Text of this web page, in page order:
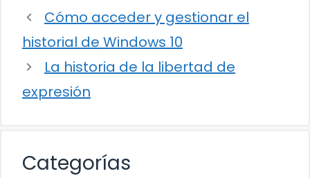
Cómo acceder y gestionar el
historial de Windows 10
La historia de la libertad de
expresión
Categorías